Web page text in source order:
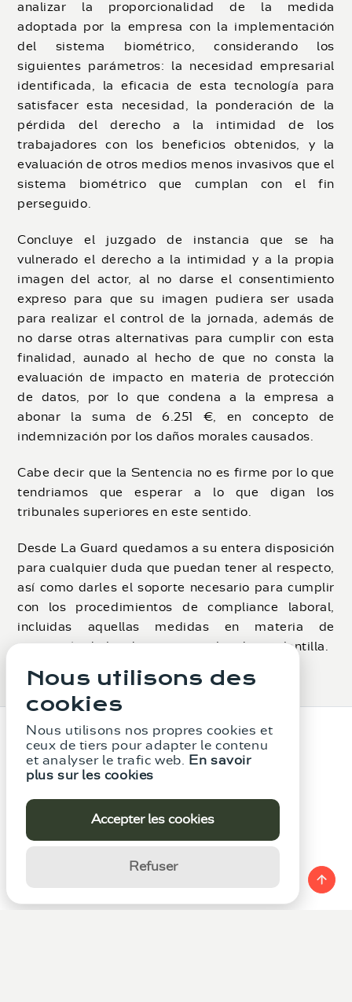
analizar la proporcionalidad de la medida
adoptada por la empresa con la implementación
del sistema biométrico, considerando los
siguientes parámetros: la necesidad empresarial
identificada, la eficacia de esta tecnología para
satisfacer esta necesidad, la ponderación de la
pérdida del derecho a la intimidad de los
trabajadores con los beneficios obtenidos, y la
evaluación de otros medios menos invasivos que el
sistema biométrico que cumplan con el fin
perseguido.
Concluye el juzgado de instancia que se ha
vulnerado el derecho a la intimidad y a la propia
imagen del actor, al no darse el consentimiento
expreso para que su imagen pudiera ser usada
para realizar el control de la jornada, además de
no darse otras alternativas para cumplir con esta
finalidad, aunado al hecho de que no consta la
evaluación de impacto en materia de protección
de datos, por lo que condena a la empresa a
abonar la suma de 6.251 €, en concepto de
indemnización por los daños morales causados.
Cabe decir que la Sentencia no es firme por lo que
tendriamos que esperar a lo que digan los
tribunales superiores en este sentido.
Desde La Guard quedamos a su entera disposición
para cualquier duda que puedan tener al respecto,
así como darles el soporte necesario para cumplir
con los procedimientos de compliance laboral,
incluidas aquellas medidas en materia de
protección de los datos personales de su plantilla.
Services Mentions légales
Canal de réclamation
Nous utilisons des
cookies
Nous utilisons nos propres cookies et
ceux de tiers pour adapter le contenu
et analyser le trafic web. En savoir
plus sur les cookies
Accepter les cookies
Refuser